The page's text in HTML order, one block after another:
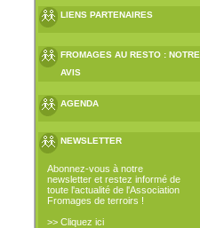
LIENS PARTENAIRES
FROMAGES AU RESTO : NOTRE
AVIS
AGENDA
NEWSLETTER
Abonnez-vous à notre
newsletter et restez informé de
toute l'actualité de l'Association
Fromages de terroirs !
>> Cliquez ici